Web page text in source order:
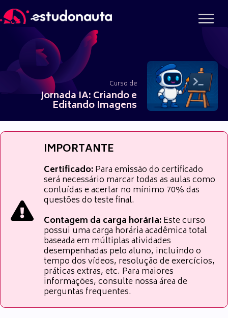
para
conteúdo
Curso de
Jornada IA: Criando e
Editando Imagens
IMPORTANTE
Certificado:Para emissão do certificado
será necessário marcar todas as aulas como
conluídas e acertar no mínimo 70% das
questões do teste final.
Contagem da carga horária:Este curso
possui uma carga horária acadêmica total
baseada em múltiplas atividades
desempenhadas pelo aluno, incluindo o
tempo dos vídeos, resolução de exercícios,
práticas extras, etc. Para maiores
informações, consulte nossa área de
perguntas frequentes.